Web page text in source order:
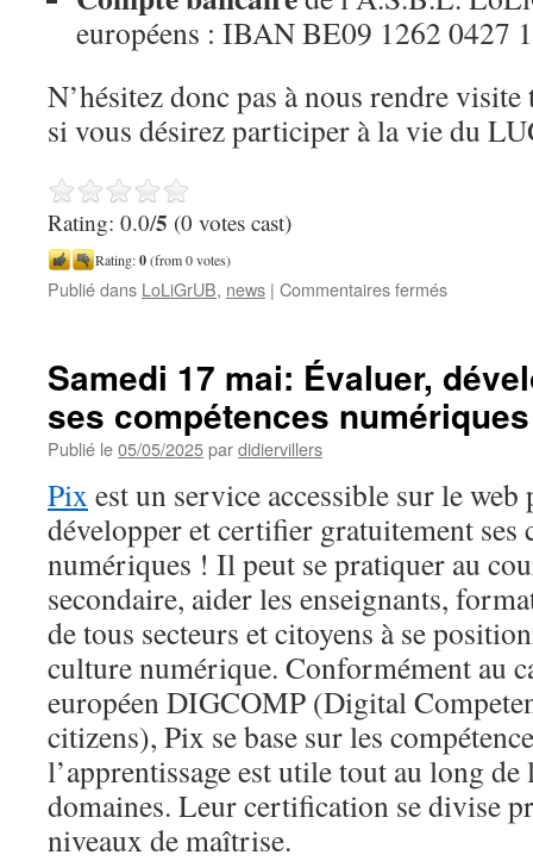
européens : IBAN BE09 1262 0427
N’hésitez donc pas à nous rendre
si vous désirez participer à la vie du
Rating: 0.0/5 (0 votes cast)
Rating:0(from 0 votes)
Publié dans LoLiGrUB, news | Commentaires ferméssur
libre »
ce
17
Samedi 17 mai: Évaluer,
ses compétences
Publié le05/05/2025pardidiervillers
Pix est un service accessible sur le web
développer et certifier gratuitement ses
numériques ! Il peut se pratiquer au
secondaire, aider les enseignants,
de tous secteurs et citoyens à se
culture numérique. Conformément au
européen DIGCOMP (Digital
citizens), Pix se base sur les
l’apprentissage est utile tout au long
domaines. Leur certification se divise
niveaux de maîtrise.